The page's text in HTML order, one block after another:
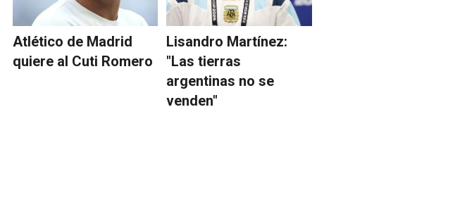
Atlético de Madrid
quiere al Cuti Romero
Lisandro Martínez:
"Las tierras
argentinas no se
venden"